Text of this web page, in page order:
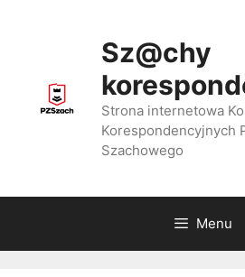
Sz@chy
Strona internetowa
Korespondencyjnych
Szachowego
Menu